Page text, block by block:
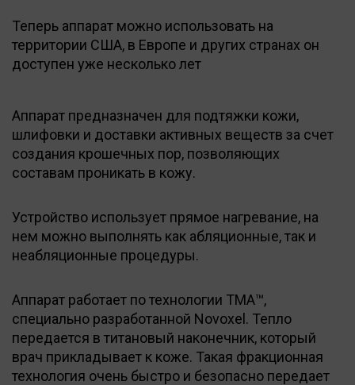
Теперь аппарат можно использовать на
территории США, в Европе и других странах он
доступен уже несколько лет
Аппарат предназначен для подтяжки кожи,
шлифовки и доставки активных веществ за счет
создания крошечных пор, позволяющих
составам проникать в кожу.
Устройство использует прямое нагревание, на
нем можно выполнять как абляционные, так и
неабляционные процедуры.
Аппарат работает по технологии TMA™,
специально разработанной Novoxel. Тепло
передается в титановый наконечник, который
врач прикладывает к коже. Такая фракционная
технология очень быстро и безопасно передает